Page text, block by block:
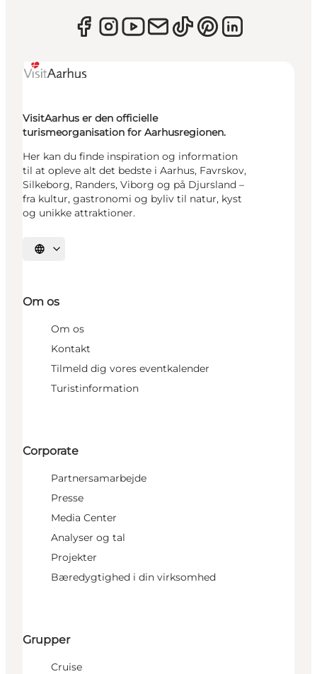
VisitAarhus er den officielle
turismeorganisation for Aarhusregionen.
Her kan du finde inspiration og information
til at opleve alt det bedste i Aarhus, Favrskov,
Silkeborg, Randers, Viborg og på Djursland –
fra kultur, gastronomi og byliv til natur, kyst
og unikke attraktioner.
Vælg sprog
Om os
Om os
Kontakt
Tilmeld dig vores eventkalender
Turistinformation
Corporate
Partnersamarbejde
Presse
Media Center
Analyser og tal
Projekter
Bæredygtighed i din virksomhed
Grupper
Cruise